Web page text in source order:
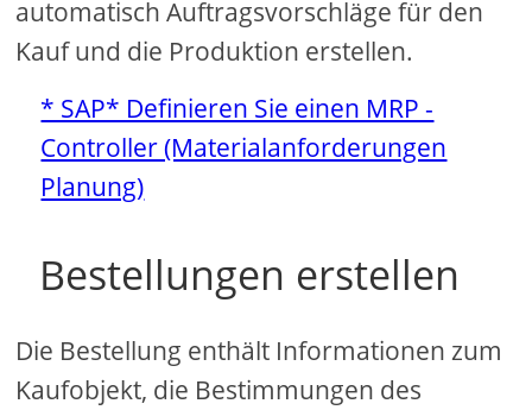
automatisch Auftragsvorschläge für den
Kauf und die Produktion erstellen.
* SAP* Definieren Sie einen MRP -
Controller (Materialanforderungen
Planung)
Bestellungen erstellen
Die Bestellung enthält Informationen zum
Kaufobjekt, die Bestimmungen des